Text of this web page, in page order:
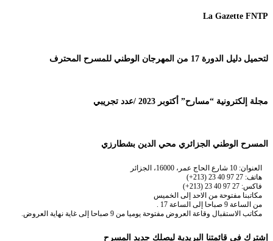
La Gazette FNTP
لتحميل دليل الدورة 17 من المهرجان الوطني للمسرح المحترف
مجلة إلكترونية “مسارح” أكتوبر 2023 /عدد تجريبي
المسرح الوطني الجزائري محي الدين بشطارزي
العنوان: 10 شارع الحاج عمر، 16000، الجزائر
هاتف: 27 97 40 23 (213+)
فاكس: 27 97 40 23 (213+)
مكاتبنا مفتوحة من الاحد إلى الخميس
من الساعة 9 صباحا إلى الساعة 17 .
مكاتب الاستقبال وقاعة العروض مفتوحة يوميا من 9 صباحا إلى غاية نهاية العروض.
إشترك في قائمتنا البريدية ليصلك جديد المسرح